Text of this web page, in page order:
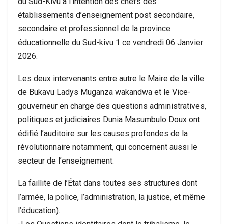
établissements d’enseignement post secondaire,
secondaire et professionnel de la province
éducationnelle du Sud-kivu 1 ce vendredi 06 Janvier
2026.
Les deux intervenants entre autre le Maire de la ville
de Bukavu Ladys Muganza wakandwa et le Vice-
gouverneur en charge des questions administratives,
politiques et judiciaires Dunia Masumbulo Doux ont
édifié l’auditoire sur les causes profondes de la
révolutionnaire notamment, qui concernent aussi le
secteur de l’enseignement:
La faillite de l’État dans toutes ses structures dont
l’armée, la police, l’administration, la justice, et même
l’éducation).